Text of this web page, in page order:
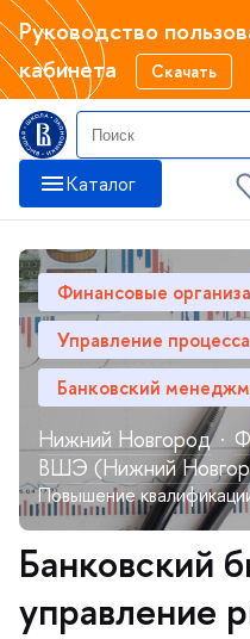
Руководство
кабинета
Скачать
Катало
Финансовые
Управление
Банковский
Нижний Новгород ·
ШЭ (Нижний
Банковский
управление